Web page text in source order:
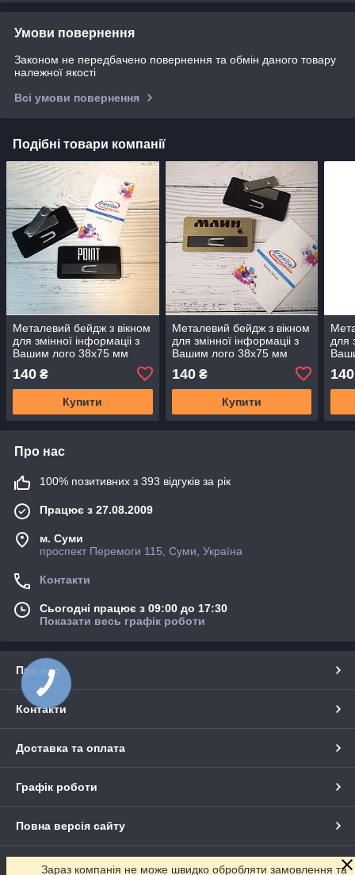
Умови повернення
Законом не передбачено повернення та обмін даного товару
належної якості
Всі умови повернення
Подібні товари компанії
Металевий бейдж з вікном
для змінної інформаціі з
Вашим лого 38х75 мм
140 ₴
Купити
Металевий бейдж з вікном
для змінної інформаціі з
Вашим лого 38х75 мм
140₴
Купити
для
140
Про нас
100% позитивних з 393 відгуків за рік
Працює з 27.08.2009
м. Суми
проспект Перемоги 115, Суми, Україна
Контакти
Сьогодні працює з 09:00 до 17:30
Показати весь графік роботи
Про нас
Контакти
Доставка та оплата
Графік роботи
Повна версія сайту
Сайт створено на маркетплейсі Prom.ua
Зараз компанія не може швидко обробляти замовлення та